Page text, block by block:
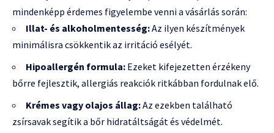
mindenképp érdemes figyelembe venni a vásárlás során:
Illat- és alkoholmentesség:Az ilyen készítmények
minimálisra csökkentik az irritáció esélyét.
Hipoallergén formula: Ezeket kifejezetten érzékeny
bőrre fejlesztik, allergiás reakciók ritkábban fordulnak elő.
Krémes vagy olajos állag:Az ezekben található
zsírsavak segítik a bőr hidratáltságát és védelmét.